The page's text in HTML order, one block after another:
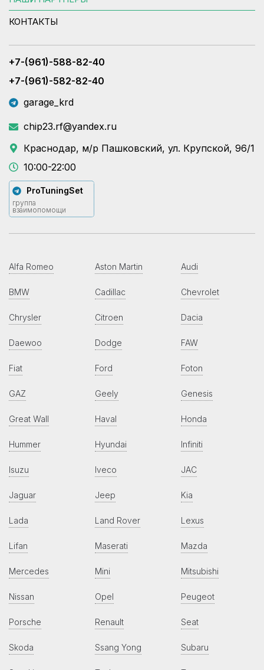
КОНТАКТЫ
+7-(961)-588-82-40
+7-(961)-582-82-40
garage_krd
chip23.rf@yandex.ru
Краснодар, м/р Пашковский, ул. Крупской, 96/1
10:00-22:00
ProTuningSet
группа
взаимопомощи
Alfa Romeo Aston Martin Audi
BMW Cadillac Chevrolet
Chrysler Citroen Dacia
Daewoo Dodge FAW
Fiat Ford Foton
GAZ Geely Genesis
Great Wall Haval Honda
Hummer Hyundai Infiniti
Isuzu Iveco JAC
Jaguar Jeep Kia
Lada Land Rover Lexus
Lifan Maserati Mazda
Mercedes Mini Mitsubishi
Nissan Opel Peugeot
Porsche Renault Seat
Skoda Ssang Yong Subaru